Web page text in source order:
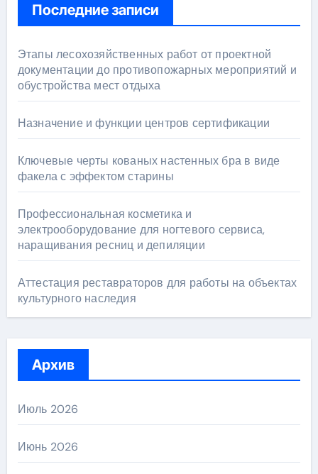
Последние записи
Этапы лесохозяйственных работ от проектной
документации до противопожарных мероприятий и
обустройства мест отдыха
Назначение и функции центров сертификации
Ключевые черты кованых настенных бра в виде
факела с эффектом старины
Профессиональная косметика и
электрооборудование для ногтевого сервиса,
наращивания ресниц и депиляции
Аттестация реставраторов для работы на объектах
культурного наследия
Архив
Июль 2026
Июнь 2026